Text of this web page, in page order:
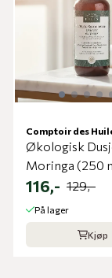
Comptoir des
Økologisk
Moringa (250
116,- 129,-
På lager
Kjøp